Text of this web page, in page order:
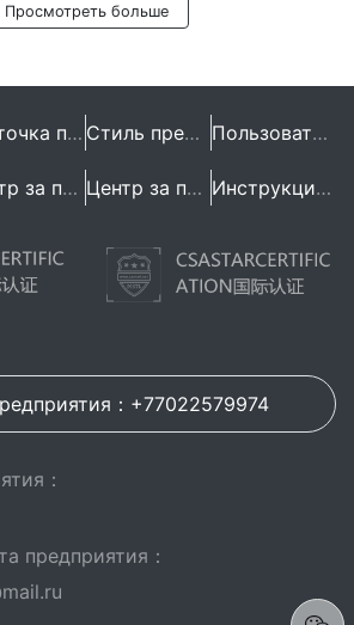
Просмотреть больше
Карточка предприятия Стиль предприятия Пользовательское Соглашение
Центр за помощь Центр за помощь Инструкция по эксплуатации
：+77022579974
：
предприятия：